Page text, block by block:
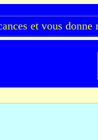
et vous donne